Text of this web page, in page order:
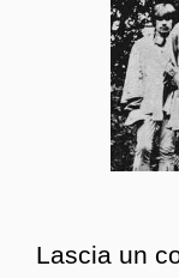
Lascia un